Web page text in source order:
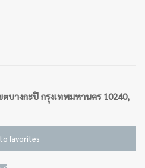
บางกะปิ กรุงเทพมหานคร 10240,
favorites